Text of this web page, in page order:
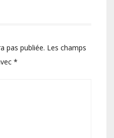
pas publiée. Les champs
*